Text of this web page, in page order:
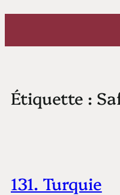
Aller
contenu
Étiquette :
131. Turquie